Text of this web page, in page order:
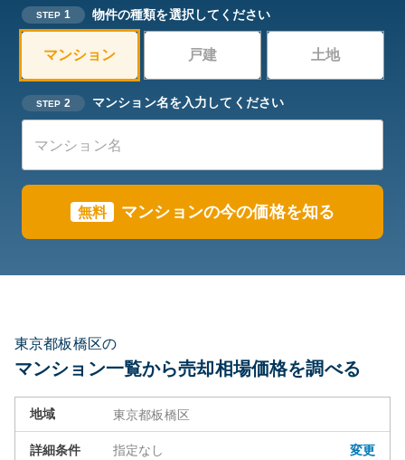
STEP 1 物件の種類を選択してください
マンション 戸建 土地
STEP 2 マンション名を入力してください
無料 マンションの今の価格を知る
東京都板橋区の
マンション一覧から売却相場価格を調べる
地域 東京都板橋区
詳細条件 指定なし 変更